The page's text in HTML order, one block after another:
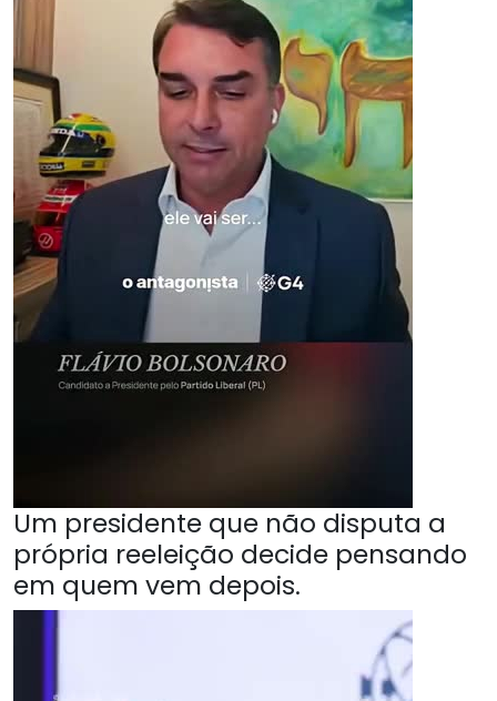
Um presidente que não disputa a
própria reeleição decide pensando
em quem vem depois.